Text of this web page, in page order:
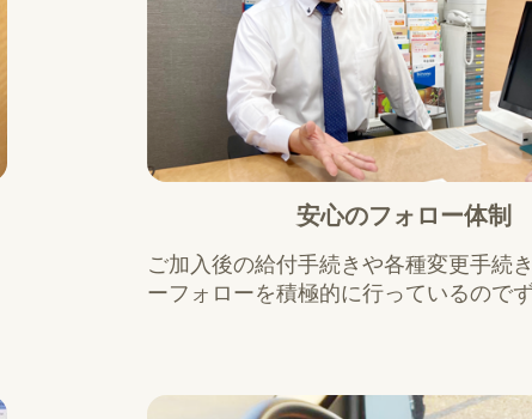
安心のフォロー体制
ご加入後の給付手続きや各種変更手続
ーフォローを積極的に行っているのでず